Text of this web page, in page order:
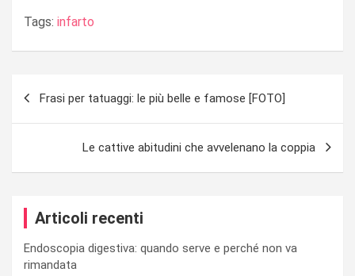
Tags: infarto
articoli
Frasi per tatuaggi: le più belle e famose [FOTO]
Le cattive abitudini che avvelenano la coppia
Articoli recenti
Endoscopia digestiva: quando serve e perché non va
rimandata